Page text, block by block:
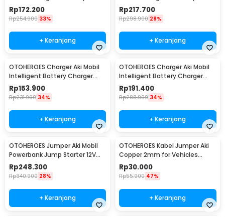
Charger 12V 20A - KC-20A
Rp172.200
Rp254.900 33%
+ Keranjang
Charger 12V/24V - LD-002S
Rp217.700
Rp298.900 28%
+ Keranjang
OTOHEROES Charger Aki Mobil
Intelligent Battery Charger
12V/24V 10A - MF-2
Rp153.900
Rp231.900 34%
+ Keranjang
OTOHEROES Charger Aki Mobil
Intelligent Battery Charger
12V/24V 10A - MF-2B
Rp191.400
Rp288.900 34%
+ Keranjang
OTOHEROES Jumper Aki Mobil
Powerbank Jump Starter 12V
10000mAh 300A - K21
Rp248.300
Rp340.900 28%
+ Keranjang
OTOHEROES Kabel Jumper Aki
Copper 2mm for Vehicles
Under 2000cc 2.8M - D800
Rp30.000
Rp55.900 47%
+ Keranjang